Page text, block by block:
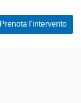
Prenota l'intervento